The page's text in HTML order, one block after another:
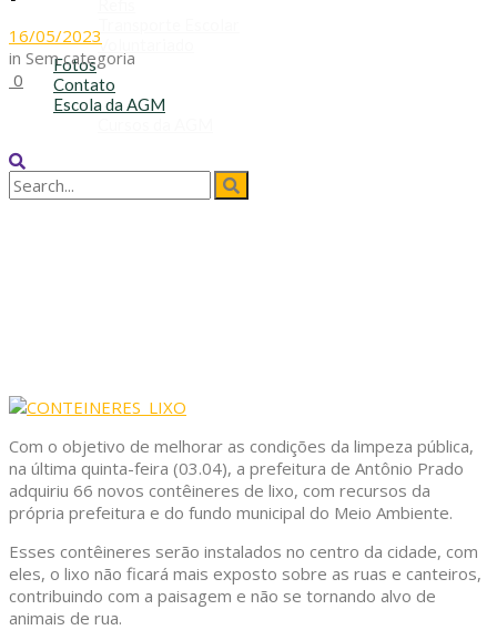
Voluntariado
Fotos
Contato
Escola da AGM
16/05/2023
in Sem categoria
0
Com o objetivo de melhorar as condições da limpeza pública,
na última quinta-feira (03.04), a prefeitura de Antônio Prado
adquiriu 66 novos contêineres de lixo, com recursos da
própria prefeitura e do fundo municipal do Meio Ambiente.
Esses contêineres serão instalados no centro da cidade, com
eles, o lixo não ficará mais exposto sobre as ruas e canteiros,
contribuindo com a paisagem e não se tornando alvo de
animais de rua.